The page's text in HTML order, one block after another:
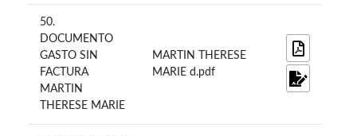
50.
DOCUMENTO
GASTO SIN
FACTURA
MARTIN
THERESE MARIE
MARTIN THERESE
MARIE d.pdf